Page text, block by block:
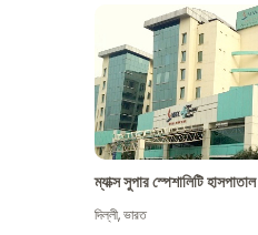
ম্যাক্স সুপার স্পেশালিটি হাসপাতাল
দিল্লী,ভারত